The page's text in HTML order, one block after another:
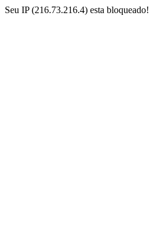
Seu IP (216.73.216.4) esta bloqueado!